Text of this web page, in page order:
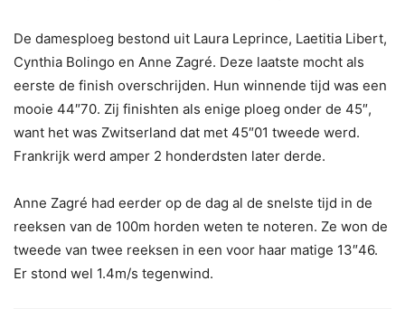
De damesploeg bestond uit Laura Leprince, Laetitia Libert,
Cynthia Bolingo en Anne Zagré. Deze laatste mocht als
eerste de finish overschrijden. Hun winnende tijd was een
mooie 44″70. Zij finishten als enige ploeg onder de 45″,
want het was Zwitserland dat met 45″01 tweede werd.
Frankrijk werd amper 2 honderdsten later derde.
Anne Zagré had eerder op de dag al de snelste tijd in de
reeksen van de 100m horden weten te noteren. Ze won de
tweede van twee reeksen in een voor haar matige 13″46.
Er stond wel 1.4m/s tegenwind.